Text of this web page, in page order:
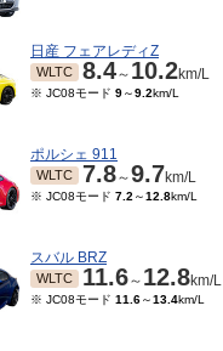
WLTC
※ 10・15モード15.2
～
15.8km/L
日産 フェアレディZ
WLTC 8.4～ 10.2km/L
※ JC08モード 9～9.2km/L
ポルシェ 911
WLTC 7.8～9.7km/L
※ JC08モード 7.2 ～12.8km/L
スバル BRZ
WLTC 11.6～ 12.8km/L
※ JC08モード 11.6～13.4km/L